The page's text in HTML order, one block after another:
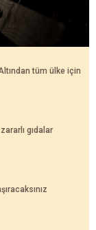
tüm ülke için
gıdalar